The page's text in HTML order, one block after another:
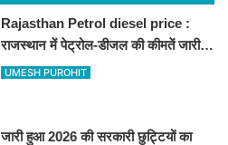
Rajasthan Petrol diesel price :
राजस्थान में पेट्रोल-डीजल की कीमतें जारी,
जानिए बीकानेर समेत पुरे प्रदेश में नए रेट
UMESH PUROHIT
जारी हुआ 2026 की सरकारी छुट्टियों का